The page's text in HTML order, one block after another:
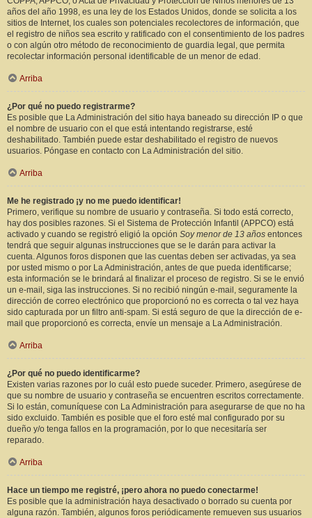
años del año 1998, es una ley de los Estados Unidos, donde se solicita a los
sitios de Internet, los cuales son potenciales recolectores de información, que
el registro de niños sea escrito y ratificado con el consentimiento de los padres
o con algún otro método de reconocimiento de guardia legal, que permita
recolectar información personal identificable de un menor de edad.
Arriba
¿Por qué no puedo registrarme?
Es posible que La Administración del sitio haya baneado su dirección IP o que
el nombre de usuario con el que está intentando registrarse, esté
deshabilitado. También puede estar deshabilitado el registro de nuevos
usuarios. Póngase en contacto con La Administración del sitio.
Arriba
Me he registrado ¡y no me puedo identificar!
Primero, verifique su nombre de usuario y contraseña. Si todo está correcto,
hay dos posibles razones. Si el Sistema de Protección Infantil (APPCO) está
activado y cuando se registró eligió la opción Soy menor de 13 años entonces
tendrá que seguir algunas instrucciones que se le darán para activar la
cuenta. Algunos foros disponen que las cuentas deben ser activadas, ya sea
por usted mismo o por La Administración, antes de que pueda identificarse;
esta información se le brindará al finalizar el proceso de registro. Si se le envió
un e-mail, siga las instrucciones. Si no recibió ningún e-mail, seguramente la
dirección de correo electrónico que proporcionó no es correcta o tal vez haya
sido capturada por un filtro anti-spam. Si está seguro de que la dirección de e-
mail que proporcionó es correcta, envíe un mensaje a La Administración.
Arriba
¿Por qué no puedo identificarme?
Existen varias razones por lo cuál esto puede suceder. Primero, asegúrese de
que su nombre de usuario y contraseña se encuentren escritos correctamente.
Si lo están, comuníquese con La Administración para asegurarse de que no ha
sido excluido. También es posible que el foro esté mal configurado por su
dueño y/o tenga fallos en la programación, por lo que necesitaría ser
reparado.
Arriba
Hace un tiempo me registré, ¡pero ahora no puedo conectarme!
Es posible que la administración haya desactivado o borrado su cuenta por
alguna razón. También, algunos foros periódicamente remueven sus usuarios